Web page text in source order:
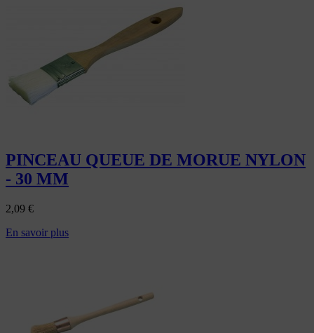
PINCEAU QUEUE DE MORUE NYLON
- 30 MM
2,09 €
En savoir plus